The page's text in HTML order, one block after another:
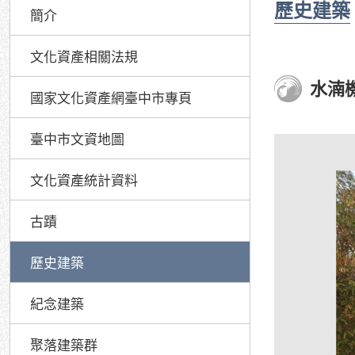
簡介
文化資產相關法規
國家文化資產網臺中市專頁
臺中市文資地圖
文化資產統計資料
古蹟
歷史建築
紀念建築
聚落建築群
歷史建築
水湳